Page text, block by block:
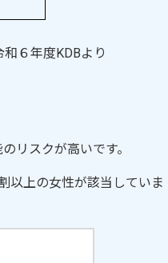
り
リスクが高いです。
以上の女性が該当していま